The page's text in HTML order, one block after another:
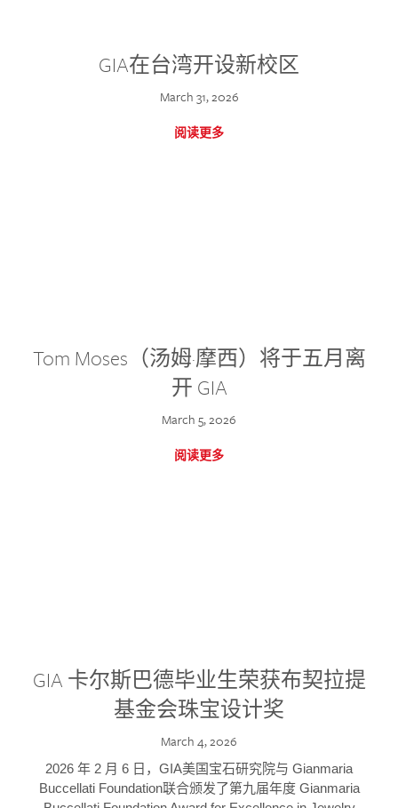
GIA在台湾开设新校区
March 31, 2026
阅读更多
Tom Moses（汤姆·摩西）将于五月离
开 GIA
March 5, 2026
阅读更多
GIA 卡尔斯巴德毕业生荣获布契拉提
基金会珠宝设计奖
March 4, 2026
2026 年 2 月 6 日，GIA美国宝石研究院与 Gianmaria
Buccellati Foundation联合颁发了第九届年度 Gianmaria